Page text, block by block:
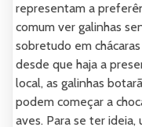
representam a
comum ver galinhas
sobretudo em
desde que haja a
local, as galinhas
podem começar a
aves. Para se ter ideia,